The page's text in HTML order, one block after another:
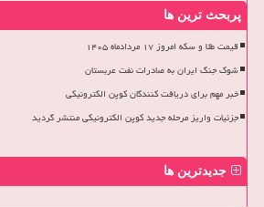
پربحث ترین ها
قیمت طلا و سکه امروز ۱۷ مردادماه ۱۴۰۵
شوک جنگ ایران به صادرات نفت عربستان
خبر مهم برای دریافت کنندگان کوپن الکترونیکی
جزئیات واریز مرحله جدید کوپن الکترونیکی منتشر گردید
جدیدترین ها